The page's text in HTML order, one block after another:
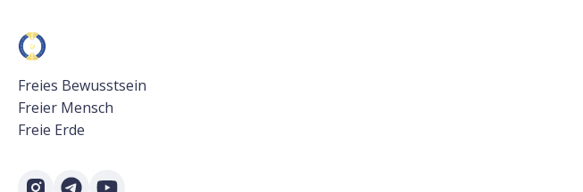
Freies Bewusstsein
Freier Mensch
Freie Erde